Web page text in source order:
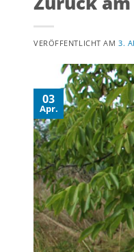
VERÖFFENTLICHT AM3.
03
Apr.